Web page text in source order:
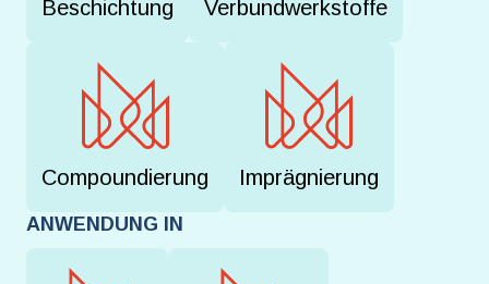
Beschichtung Verbundwerkstoffe
Compoundierung Imprägnierung
ANWENDUNG IN